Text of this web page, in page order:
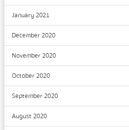
January 2021
December 2020
November 2020
October 2020
September 2020
August 2020